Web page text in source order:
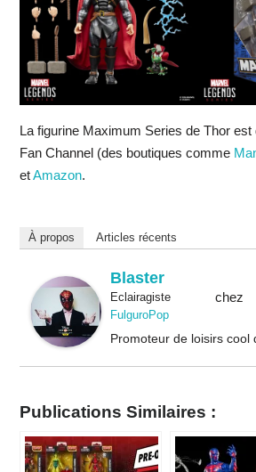
La figurine Maximum Series de Thor
Fan Channel (des boutiques comme
etAmazon.
À propos Articles récents
Blaster
Eclairagistechez
FulguroPop
Promoteur de loisirs cool
Publications Similaires :